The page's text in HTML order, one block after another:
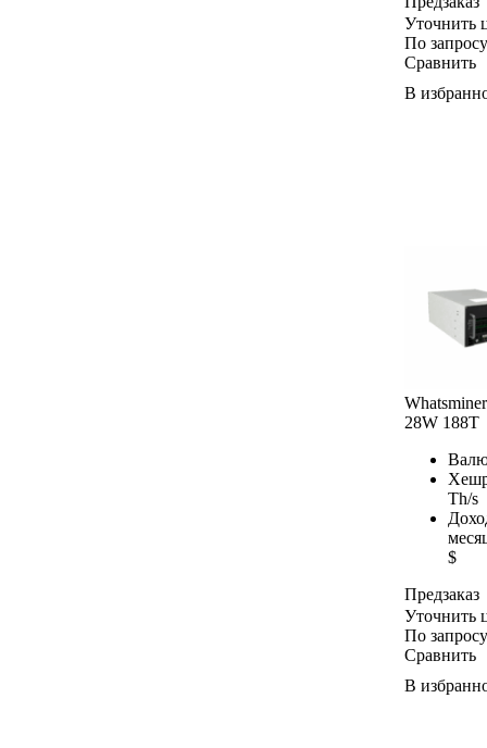
Уточнить
По запросу
Сравнить
В
28W 188T
Th/s
$
Предзаказ
Уточнить
По запросу
Сравнить
В